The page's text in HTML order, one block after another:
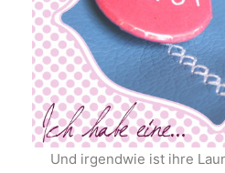
Und irgendwie ist ihre